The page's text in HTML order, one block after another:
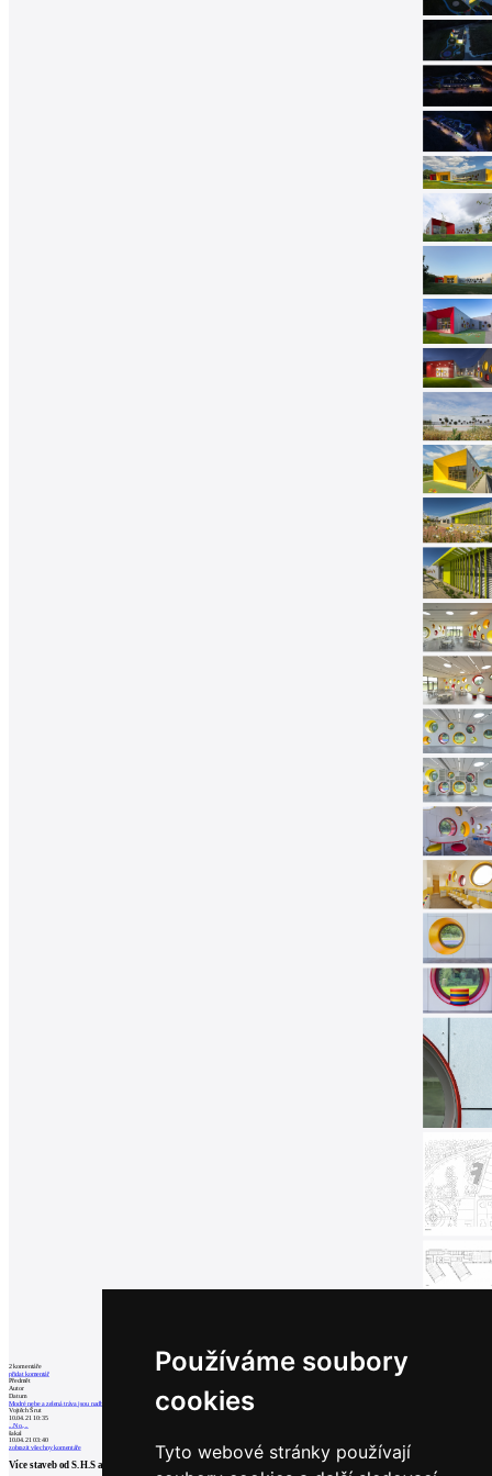
Používáme soubory
cookies
Tyto webové stránky používají
2komentáře
přidat komentář
Předmět
Autor
Datum
Modré nebe a zelená tráva jsou nadbytečné
Vojtěch Šrut
10.04.21 10:35
...No,...
šakal
10.04.21 03:40
zobrazit všechny komentáře
Více staveb odS.H.S architekti s.r.o.